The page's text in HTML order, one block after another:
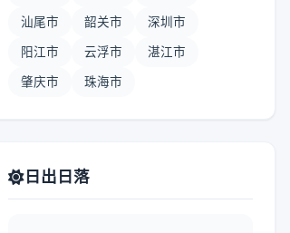
汕尾市 韶关市 深圳市
阳江市 云浮市 湛江市
肇庆市 珠海市
日出日落